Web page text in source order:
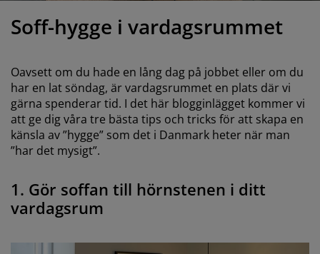
med förvaring
och tillbehör
och sytråd
och stryk
Soff-hygge i vardagsrummet
Oavsett om du hade en lång dag på jobbet eller om du
har en lat söndag, är vardagsrummet en plats där vi
gärna spenderar tid. I det här blogginlägget kommer vi
att ge dig våra tre bästa tips och tricks för att skapa en
känsla av ”hygge” som det i Danmark heter när man
”har det mysigt”.
1. Gör soffan till hörnstenen i ditt
vardagsrum